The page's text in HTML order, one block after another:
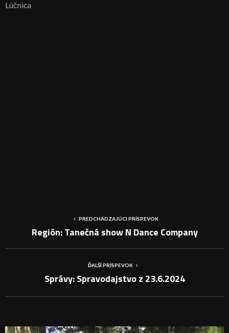
Lúčnica
PREDCHÁDZAJÚCI PRÍSPEVOK
Región: Tanečná show N Dance Company
ĎALŠÍ PRÍSPEVOK
Správy: Spravodajstvo z 23.6.2024